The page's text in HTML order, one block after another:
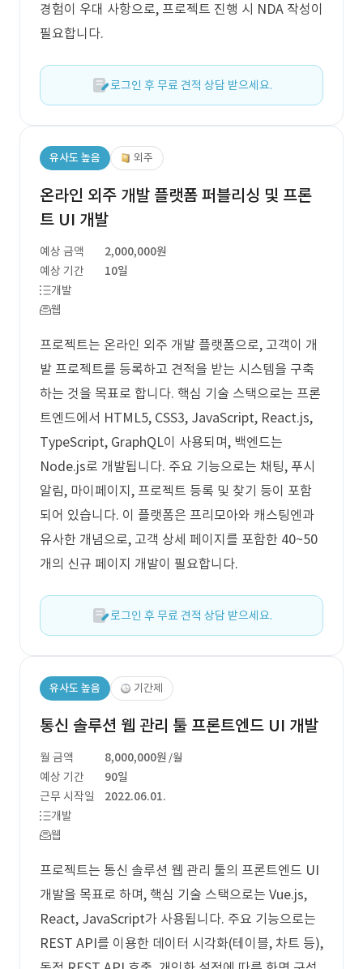
경험이 우대 사항으로, 프로젝트 진행 시 NDA 작성이
필요합니다.
로그인 후 무료 견적 상담 받으세요.
유사도 높음 외주
온라인 외주 개발 플랫폼 퍼블리싱 및 프론
트 UI 개발
예상 금액
2,000,000원
예상 기간
10일
개발
웹
프로젝트는 온라인 외주 개발 플랫폼으로, 고객이 개
발 프로젝트를 등록하고 견적을 받는 시스템을 구축
하는 것을 목표로 합니다. 핵심 기술 스택으로는 프론
트엔드에서 HTML5, CSS3, JavaScript, React.js,
TypeScript, GraphQL이 사용되며, 백엔드는
Node.js로 개발됩니다. 주요 기능으로는 채팅, 푸시
알림, 마이페이지, 프로젝트 등록 및 찾기 등이 포함
되어 있습니다. 이 플랫폼은 프리모아와 캐스팅엔과
유사한 개념으로, 고객 상세 페이지를 포함한 40~50
개의 신규 페이지 개발이 필요합니다.
로그인 후 무료 견적 상담 받으세요.
유사도 높음 기간제
통신 솔루션 웹 관리 툴 프론트엔드 UI 개발
월 금액 8,000,000원 /월
예상 기간
90일
근무 시작일
2022.06.01.
개발
웹
프로젝트는 통신 솔루션 웹 관리 툴의 프론트엔드 UI
개발을 목표로 하며, 핵심 기술 스택으로는 Vue.js,
React, JavaScript가 사용됩니다. 주요 기능으로는
REST API를 이용한 데이터 시각화(테이블, 차트 등),